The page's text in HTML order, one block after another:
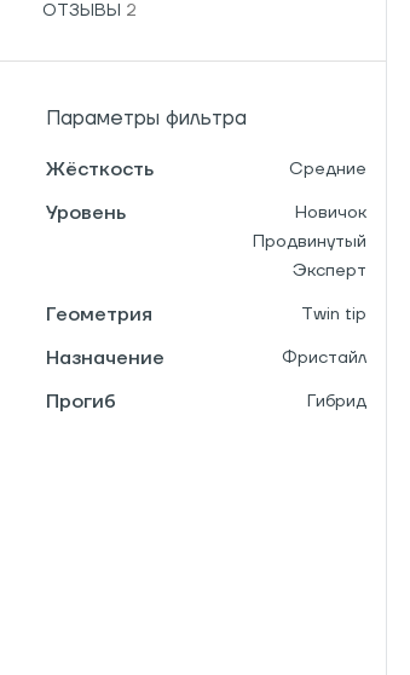
ОТЗЫВЫ
Параметры фильтра
Жёсткость Средние
Уровень
Новичок
Продвинутый
Эксперт
Геометрия Twin tip
Назначение Фристайл
Прогиб Гибрид